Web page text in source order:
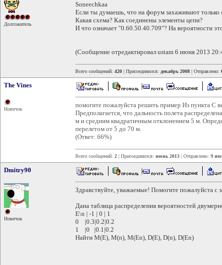
Долгожитель
Soneechkaa
Если ты думаешь, что на форум захаживают
Какая схема? Как соединены элементы цепи?
И что означает "0.60.50.40.709"? На вероятности
(Сообщение отредактировал ustam 6 июня 2013
Всего сообщений: 420 | Присоединился: декабрь 2008 | Отправлено:
The Vines
Новичок
помогите пожалуйста решить пример Из пункта С
Предполагается, что дальность полета
м и средним квадратичным отклонением 5 м.
перелетом от 5 до 70 м.
(Ответ: 66%)
Всего сообщений: 2 | Присоединился: июнь 2013 | Отправлено: 9
Dmitry90
Новичок
Здравствуйте, уважаемые! Помогите пожалуйста с
Дана таблица распределения вероятностей
E\n | -1 | 0 | 1
0 |0.3|0.2|0.2
1 |0 |0.1|0.2
Найти M(E), M(n), M(En), D(E), D(n), D(En)